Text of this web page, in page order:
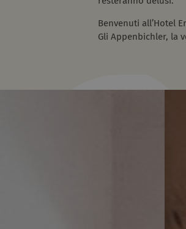
Benvenuti all’Hotel
Gli Appenbichler, la